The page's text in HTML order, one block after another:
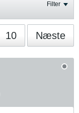
Filter
10 Næste